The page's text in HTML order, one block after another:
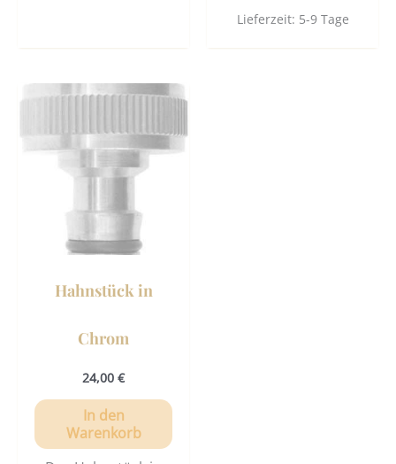
Lieferzeit: 5-9 Tage
Hahnstück in
Chrom
24,00 €
In den
Warenkorb